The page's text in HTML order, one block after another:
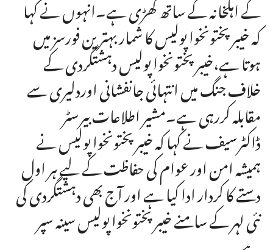
کے اہلخانہ کے ساتھ کھڑی ہے۔انہوں نے کہا
کہ خیبر پختونخوا پولیس کا شمار بہترین فورسز میں
ہوتا ہے،خیبر پختونخوا پولیس دہشتگردی کے
خلاف جنگ میں انتہائی جانفشانی اوردلیری سے
مقابلہ کررہی ہے۔مشیر اطلاعات بیرسٹر
ڈاکٹرسیف نے کہا کہ خیبرپختونخوا پولیس نے
ہمیشہ امن اور عوام کی حفاظت کے لیے ہر اول
دستے کا کردار ادا کیا ہے اور آج بھی دہشتگردی کی
نئی لہر کے سامنے خیبرپختونخوا پولیس سینہ سپر